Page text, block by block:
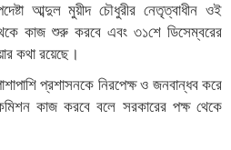
আব্দুল মুয়ীদ চৌধুরীর নেতৃত্বাধীন ওই
কাজ শুরু করবে এবং ৩১শে ডিসেম্বরের
কথা রয়েছে।
প্রশাসনকে নিরপেক্ষ ও জনবান্ধব করে
কাজ করবে বলে সরকারের পক্ষ থেকে